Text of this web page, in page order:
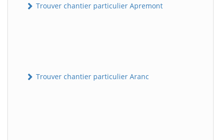
Trouver chantier particulier Apremont
Trouver chantier particulier Aranc